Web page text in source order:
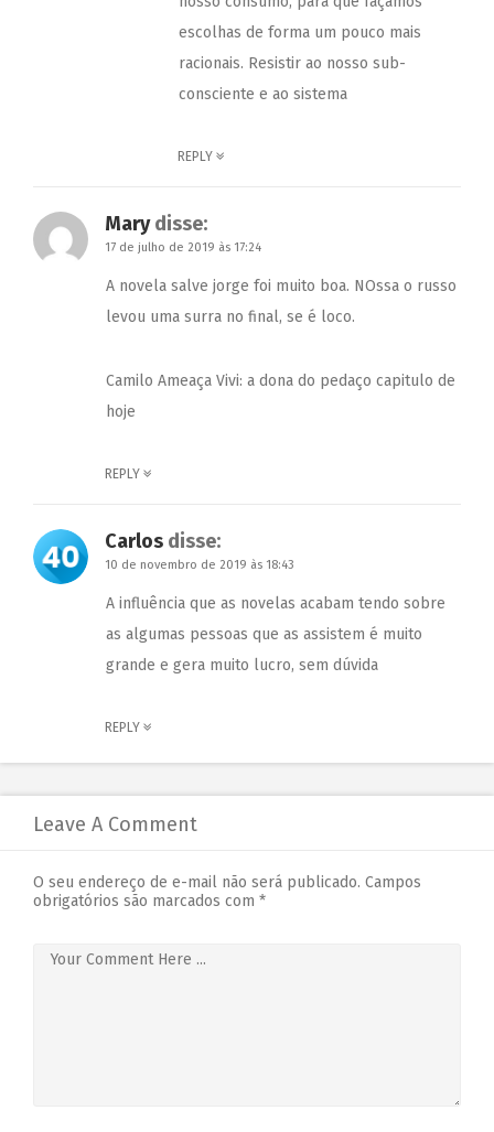
escolhas de forma um pouco mais
racionais. Resistir ao nosso sub-
consciente e ao sistema
REPLY
Mary disse:
17 de julho de 2019 às 17:24
A novela salve jorge foi muito boa. NOssa o russo
levou uma surra no final, se é loco.
Camilo Ameaça Vivi: a dona do pedaço capitulo de
hoje
REPLY
Carlos disse:
10 de novembro de 2019 às 18:43
A influência que as novelas acabam tendo sobre
as algumas pessoas que as assistem é muito
grande e gera muito lucro, sem dúvida
REPLY
Leave A Comment
O seu endereço de e-mail não será publicado. Campos
obrigatórios são marcados com *